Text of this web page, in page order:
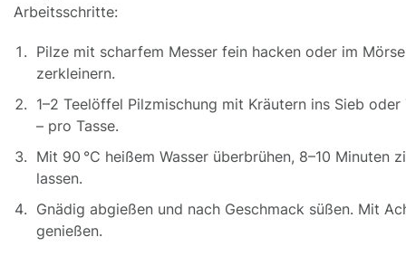
Arbeitsschritte:
Pilze mit scharfem Messer fein hacken oder im
zerkleinern.
1–2 Teelöffel Pilzmischung mit Kräutern ins Sieb oder
– pro Tasse.
Mit 90 °C heißem Wasser überbrühen, 8–10 Minuten
lassen.
Gnädig abgießen und nach Geschmack süßen. Mit
genießen.